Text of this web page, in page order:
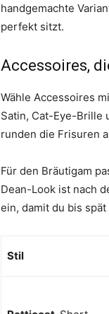
handgemachte
perfekt sitzt.
Accessoires,
Wähle Accessoires
Satin, Cat-Eye-Brille
runden die Frisuren
Für den Bräutigam
Dean-Look ist nach
ein, damit du bis
Stil